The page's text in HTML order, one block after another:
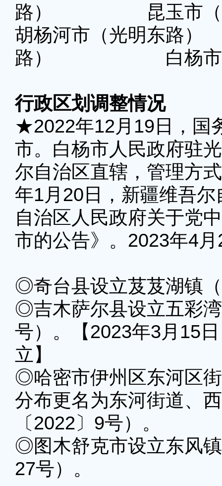
路） 昆玉市（昆
胡杨河市（光明
路） 白杨市（
行政区划调整情况
★2022年12月19日，国
市。白杨市人民政府驻
尔自治区直辖，管理方
年1月20日，新疆维吾
自治区人民政府关于党
市的公告》。2023年4
◎奇台县设立芨芨湖镇
◎吉木萨尔县设立五彩
号）。【2023年3月15
立】
◎哈密市伊州区东河区
分布更名为东河街道、
〔2022〕9号）。
◎图木舒克市设立东风
27号）。